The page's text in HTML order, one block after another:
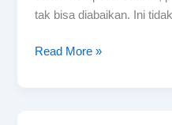
tak bisa diabaikan. Ini
di
Read More »